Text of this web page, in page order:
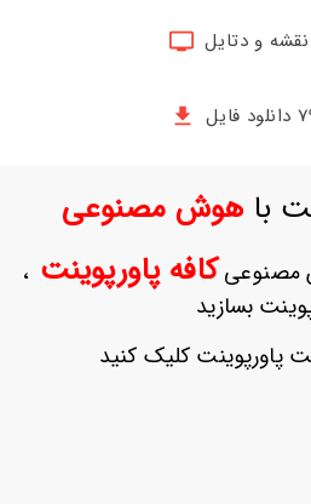
باهوش مصنوعی
کافه پاورپوینت ،
بسازید
پاورپوینت کلیک کنید